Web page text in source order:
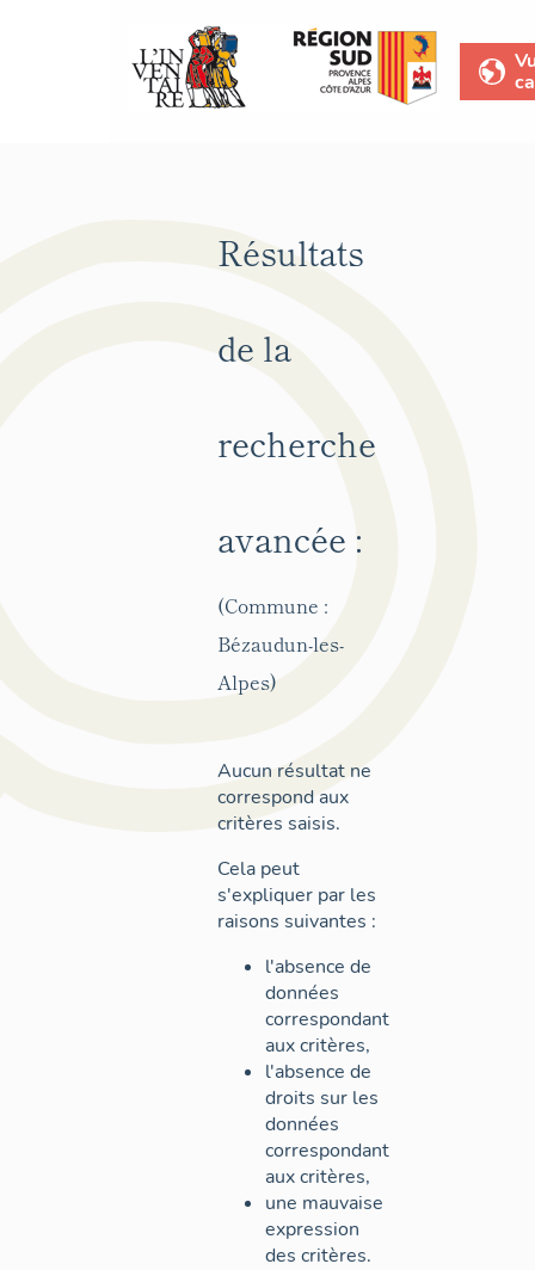
Résultats
de la
recherche
avancée :
(Commune :
Bézaudun-les-
Alpes)
Aucun résultat ne
correspond aux
critères saisis.
Cela peut
s'expliquer par les
raisons suivantes :
l'absence de
données
correspondant
aux critères,
l'absence de
droits sur les
données
correspondant
aux critères,
une mauvaise
expression
des critères.